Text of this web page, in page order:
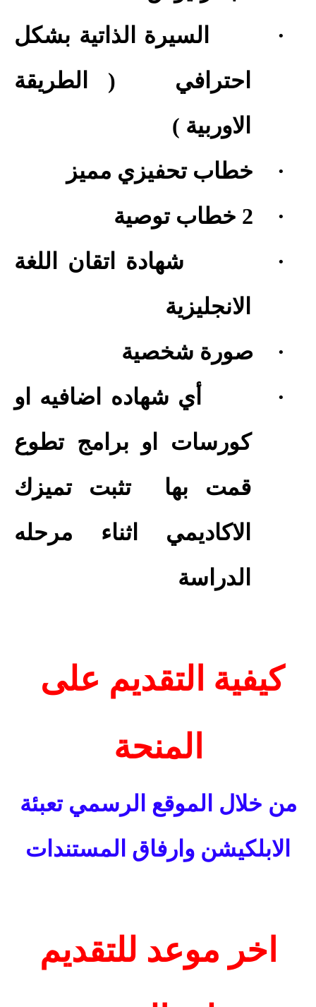
·
السيرة الذاتية بشكل
احترافي
( الطريقة
الاوربية )
·
خطاب تحفيزي مميز
·
2 خطاب توصية
·
شهادة اتقان اللغة
الانجليزية
·
صورة شخصية
·
أي شهاده اضافيه او
كورسات او برامج تطوع
قمت بها
تثبت تميزك
الاكاديمي اثناء مرحله
الدراسة
كيفية التقديم على
المنحة
من خلال الموقع الرسمي تعبئة
الابلكيشن وارفاق المستندات
اخر موعد للتقديم